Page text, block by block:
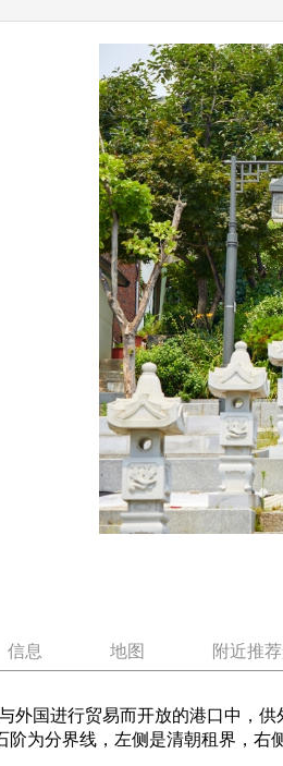
信息 地图 附近推
外国进行贸易而开放的港口中，
阶为分界线，左侧是清朝租界，右